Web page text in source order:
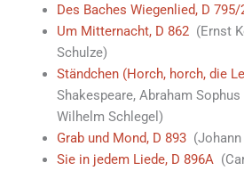
Des Baches Wiegenlied, D 795/
Um Mitternacht, D 862(Ernst
Schulze)
Ständchen (Horch, horch, die
Shakespeare, Abraham
Wilhelm Schlegel)
Grab und Mond, D 893(Johann
Sie in jedem Liede, D 896A